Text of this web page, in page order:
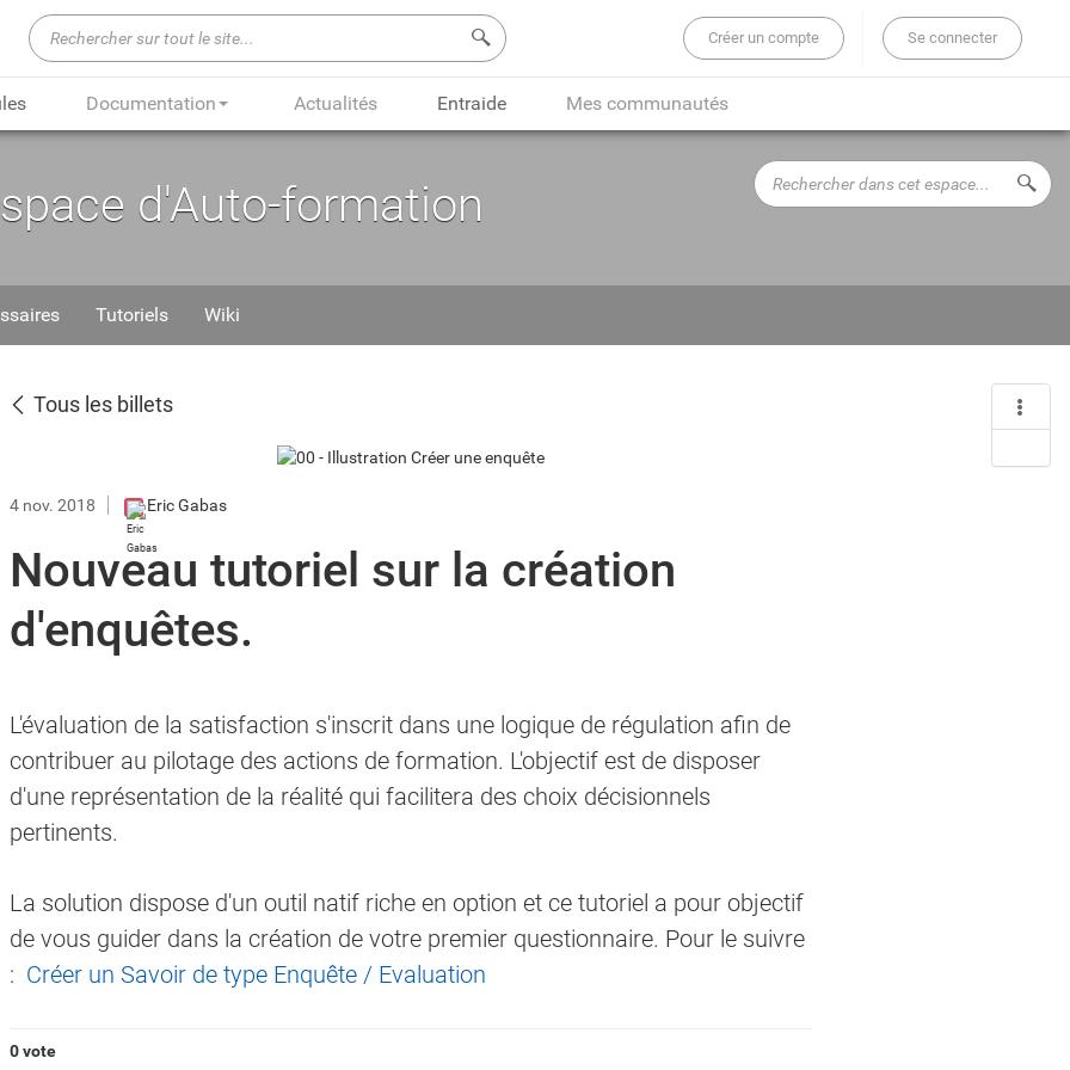
Rechercher sur tout le site...
Créer un compte Se connecter
Documentation Actualités Entraide Mes communautés
d'Auto-formation
Rechercher
dans
Tutoriels Wiki
ce calendrier n'est pas compatible avec l'accessibilité, mais vous pouvez renseigner directement le champ
Tous les billets
4 nov. 2018 Eric Gabas
Nouveau tutoriel sur la création
d'enquêtes.
L'évaluation de la satisfaction s'inscrit dans une logique de régulation afin de
contribuer au pilotage des actions de formation. L'objectif est de disposer
d'une représentation de la réalité qui facilitera des choix décisionnels
pertinents.
La solution dispose d'un outil natif riche en option et ce tutoriel a pour objectif
de vous guider dans la création de votre premier questionnaire. Pour le suivre
: Créer un Savoir de type Enquête / Evaluation
0 vote